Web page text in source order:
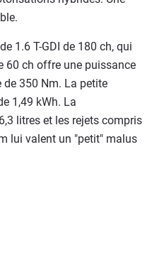
1.6 T-GDI de 180 ch, qui
60 ch offre une puissance
de 350 Nm. La petite
1,49 kWh. La
litres et les rejets compris
lui valent un "petit" malus